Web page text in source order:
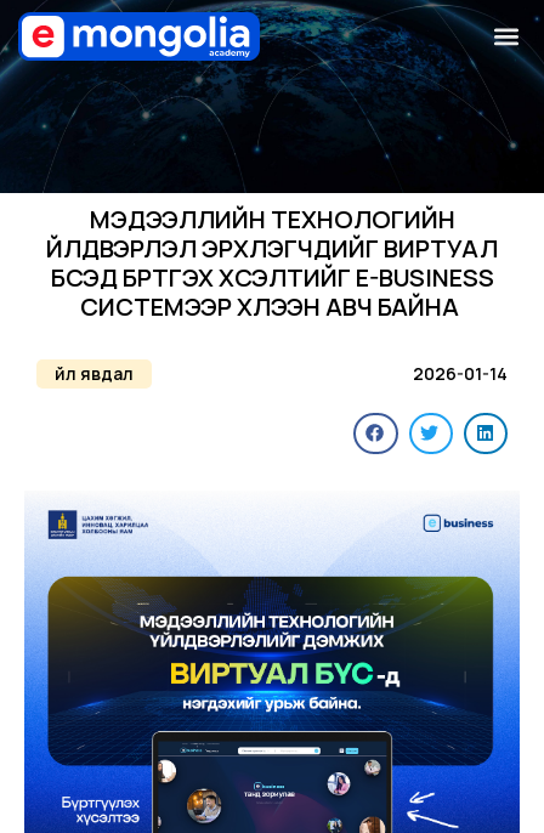
МЭДЭЭЛЛИЙН ТЕХНОЛОГИЙН
ҮЙЛДВЭРЛЭЛ ЭРХЛЭГЧДИЙГ ВИРТУАЛ
БҮСЭД БҮРТГЭХ ХҮСЭЛТИЙГ E-BUSINESS
СИСТЕМЭЭР ХҮЛЭЭН АВЧ БАЙНА
Үйл явдал 2026-01-14